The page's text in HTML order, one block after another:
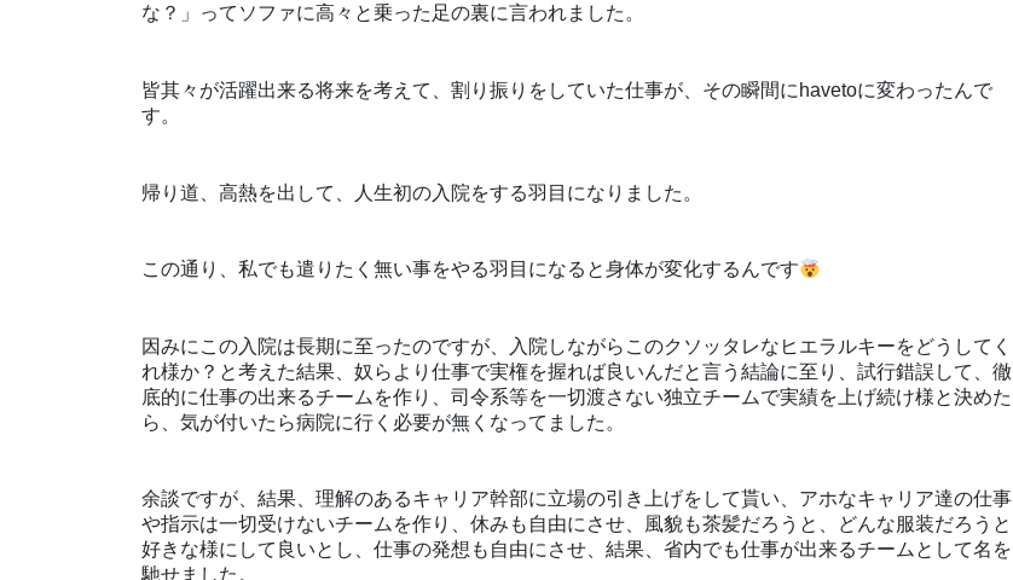
な？」ってソファに高々と乗った足の裏に言われました。
皆其々が活躍出来る将来を考えて、割り振りをしていた仕事が、その瞬間にhavetoに変わったんで
す。
帰り道、高熱を出して、人生初の入院をする羽目になりました。
この通り、私でも遣りたく無い事をやる羽目になると身体が変化するんです
因みにこの入院は長期に至ったのですが、入院しながらこのクソッタレなヒエラルキーをどうしてく
れ様か？と考えた結果、奴らより仕事で実権を握れば良いんだと言う結論に至り、試行錯誤して、徹
底的に仕事の出来るチームを作り、司令系等を一切渡さない独立チームで実績を上げ続け様と決めた
ら、気が付いたら病院に行く必要が無くなってました。
余談ですが、結果、理解のあるキャリア幹部に立場の引き上げをして貰い、アホなキャリア達の仕事
や指示は一切受けないチームを作り、休みも自由にさせ、風貌も茶髪だろうと、どんな服装だろうと
好きな様にして良いとし、仕事の発想も自由にさせ、結果、省内でも仕事が出来るチームとして名を
馳せました。